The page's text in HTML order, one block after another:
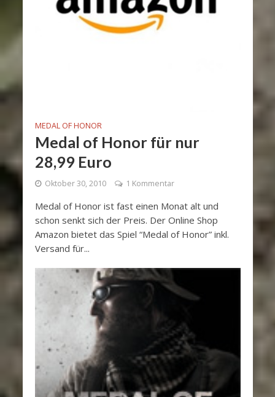
MEDAL OF HONOR
Medal of Honor für nur
28,99 Euro
Oktober 30, 2010 1 Kommentar
Medal of Honor ist fast einen Monat alt und
schon senkt sich der Preis. Der Online Shop
Amazon bietet das Spiel “Medal of Honor” inkl.
Versand für...